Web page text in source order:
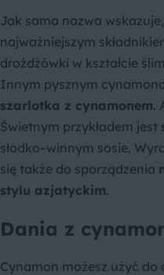
Jak sama nazwa
najważniejszym
drożdżówki w kształcie
Innym pysznym
szarlotka z cynamonem.
Świetnym przykładem jest
słodko–winnym sosie.
się także do sporządzenia
stylu azjatyckim.
Dania z
Cynamon możesz użyć